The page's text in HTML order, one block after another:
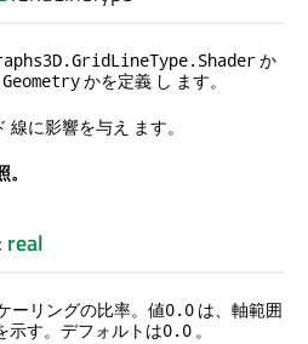
か
かを定義 し ます。
に影響を与え ます。
: real
ーリングの比率。値0.0 は、軸範囲
示す。デフォルトは0.0 。